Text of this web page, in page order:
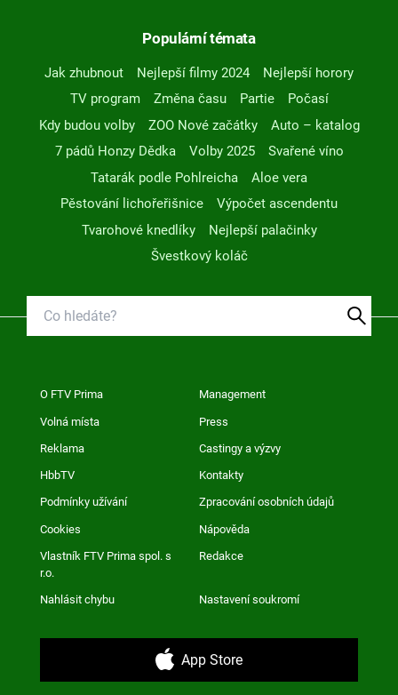
Populární témata
Jak zhubnout Nejlepší filmy 2024
Nejlepší horory
TV program
Změna času Partie
Počasí
Kdy budou volby
ZOO Nové začátky
Auto – katalog
7 pádů Honzy Dědka
Volby 2025
Svařené víno
Tatarák podle Pohlreicha
Aloe vera
Pěstování lichořeřišnice
Výpočet ascendentu
Tvarohové knedlíky
Nejlepší palačinky
Švestkový koláč
O FTV Prima Management
Volná místa Press
Reklama Castingy a výzvy
HbbTV Kontakty
Podmínky užívání Zpracování osobních údajů
Cookies Nápověda
Vlastník FTV Prima spol. s
r.o.
Redakce
Nahlásit chybu Nastavení soukromí
App Store